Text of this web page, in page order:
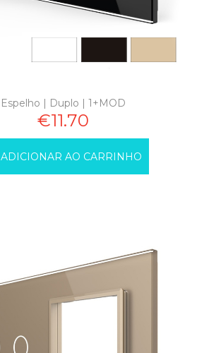
Espelho | Duplo | 1+MOD
€11.70
ADICIONAR AO CARRINHO